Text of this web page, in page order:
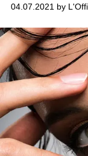
04.07.2021 by